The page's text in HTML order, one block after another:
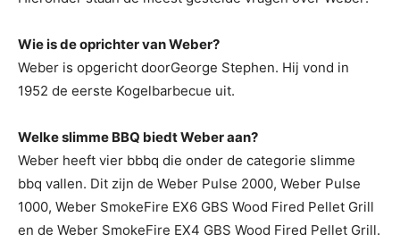
Wie is de oprichter van Weber?
Weber is opgericht doorGeorge Stephen. Hij vond in
1952 de eerste Kogelbarbecue uit.
Welke slimme BBQ biedt Weber aan?
Weber heeft vier bbbq die onder de categorie slimme
bbq vallen. Dit zijn de Weber Pulse 2000, Weber Pulse
1000, Weber SmokeFire EX6 GBS Wood Fired Pellet Grill
en de Weber SmokeFire EX4 GBS Wood Fired Pellet Grill.